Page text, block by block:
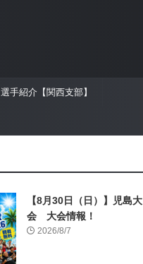
選手紹介【関西支部】
【8月30日（日）】児島大
会 大会情報！
2026/8/7